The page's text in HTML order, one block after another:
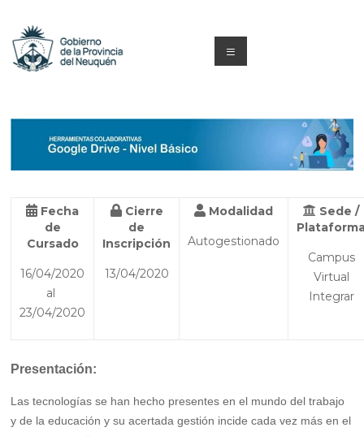
contenido
y
Formación
Menú
Fecha
de
Cursado
16/04/2020
al
23/04/2020
Cierre
de
Inscripción
13/04/2020
Modalidad
Autogestionado
Sede /
Campus
Virtual
Integrar
Presentación:
Las tecnologías se han hecho presentes en el mundo del trabajo
y de la educación y su acertada gestión incide cada vez más en el